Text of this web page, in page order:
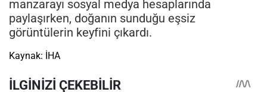
manzarayı sosyal medya hesaplarında
paylaşırken, doğanın sunduğu eşsiz
görüntülerin keyfini çıkardı.
Kaynak: İHA